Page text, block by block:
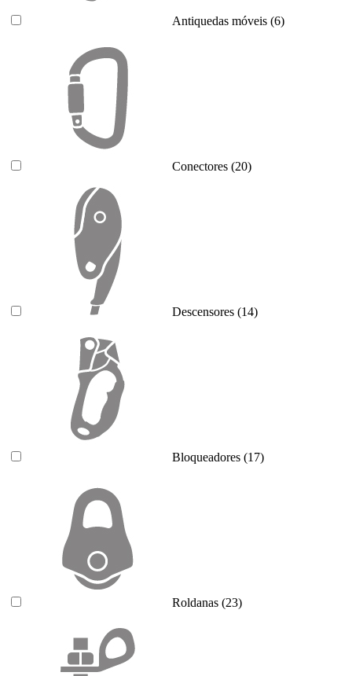
Antiquedas móveis (6)
Conectores (20)
Descensores (14)
Bloqueadores (17)
Roldanas (23)